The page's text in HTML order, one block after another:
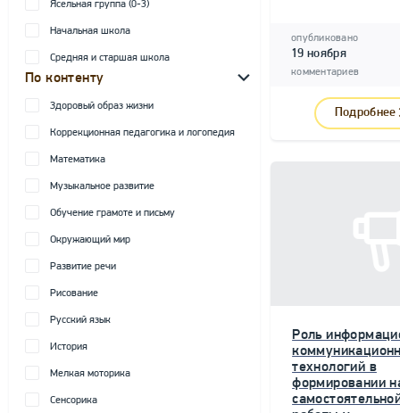
Ясельная группа (0-3)
Начальная школа
Средняя и старшая школа
По контенту
Здоровый образ жизни
Коррекционная педагогика и логопедия
Математика
Музыкальное развитие
Обучение грамоте и письму
Окружающий мир
Развитие речи
Рисование
Русский язык
История
Мелкая моторика
Сенсорика
опубликовано
19 ноября
комментариев
Подробнее
Роль
технологий в
формировании